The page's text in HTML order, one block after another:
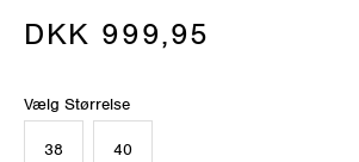
DKK 999,95
Vælg Størrelse
38 40